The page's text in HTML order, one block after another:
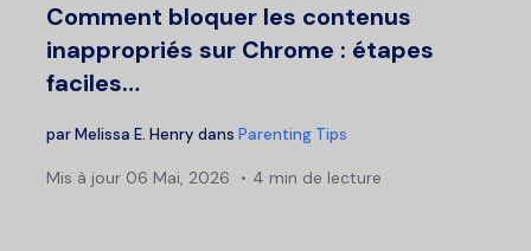
Comment bloquer les contenus
inappropriés sur Chrome : étapes
faciles…
parMelissa E. Henry dans Parenting Tips
Mis à jour 06 Mai, 2026 4 min de lecture